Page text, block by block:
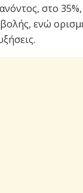
στο
ενώ